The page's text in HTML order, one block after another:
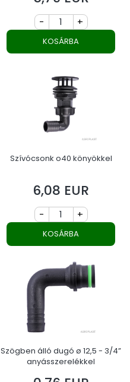
- +
KOSÁRBA
Szívócsonk o40 könyökkel
Ár
6,08 EUR
- +
KOSÁRBA
Szögben álló dugó ø 12,5 - 3/4”
anyásszerelékkel